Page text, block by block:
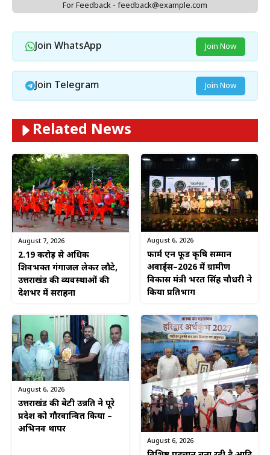
For Feedback - feedback@example.com
Join WhatsApp Join Now
Join Telegram Join Now
Related News
August 7, 2026
2.19 करोड़ से अधिक
शिवभक्त गंगाजल लेकर लौटे,
उत्तराखंड की व्यवस्थाओं की
देशभर में सराहना
August 6, 2026
फार्म एन फूड कृषि सम्मान
अवार्ड्स–2026 में ग्रामीण
विकास मंत्री भरत सिंह चौधरी ने
किया प्रतिभाग
August 6, 2026
उत्तराखंड की बेटी उन्नति ने पूरे
प्रदेश को गौरवान्वित किया –
अभिनव थापर
August 6, 2026